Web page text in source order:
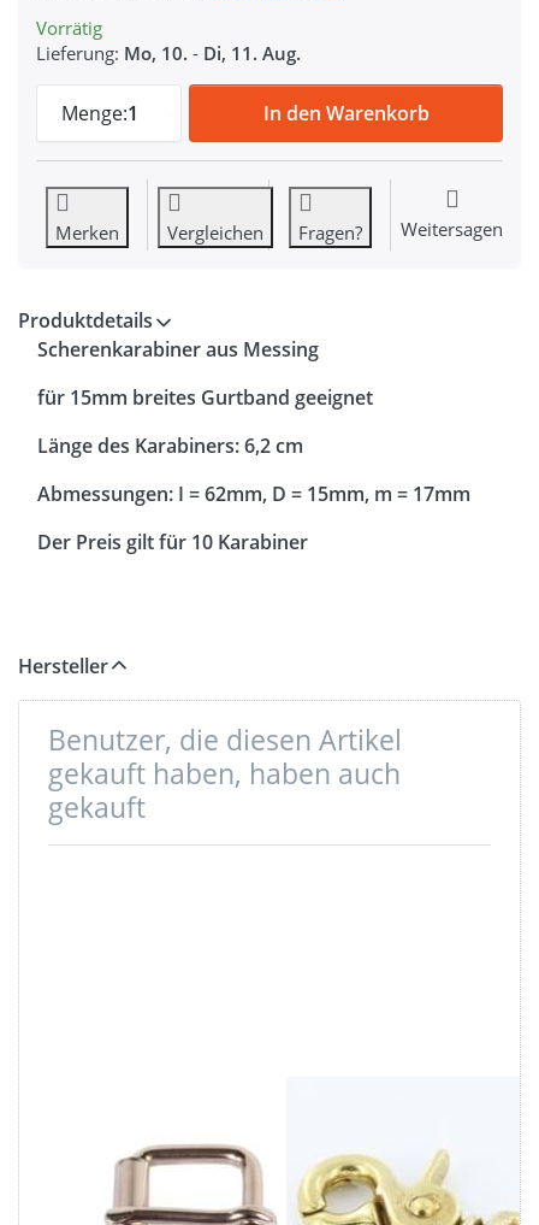
Vorrätig
Lieferung: Mo, 10. - Di, 11. Aug.
Menge:1
Scherenkarabiner 62x15mm aus
In den Warenkorb
Merken Vergleichen Fragen? Weitersagen
Produktdetails
Scherenkarabiner aus Messing
für 15mm breites Gurtband geeignet
Länge des Karabiners: 6,2 cm
Abmessungen: I = 62mm, D = 15mm, m = 17mm
Der Preis gilt für 10 Karabiner
Hersteller
Benutzer, die diesen Artikel
gekauft haben, haben auch
gekauft
Stahl - für
15mm breites
Gurtband - 1
63x20mm aus
Messing, für
20mm breites